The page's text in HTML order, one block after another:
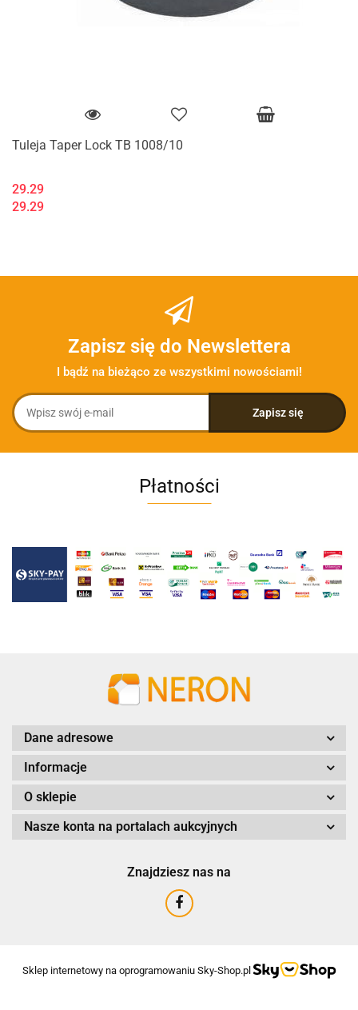
Tuleja Taper Lock TB 1008/10
29.29
29.29
Zapisz się do Newslettera
I bądź na bieżąco ze wszystkimi nowościami!
Płatności
Dane adresowe
Informacje
O sklepie
Nasze konta na portalach aukcyjnych
Znajdziesz nas na
Sklep internetowy na oprogramowaniu Sky-Shop.pl